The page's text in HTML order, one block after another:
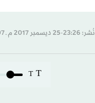
نُشر: 23:26-25 ديسمبر 2017 م ـ 07 ربيع الثاني 1439 هـ
T
T